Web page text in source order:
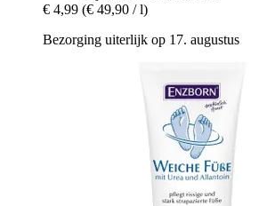
€ 4,99 (€ 49,90 / l)
Bezorging uiterlijk op 17. augustus